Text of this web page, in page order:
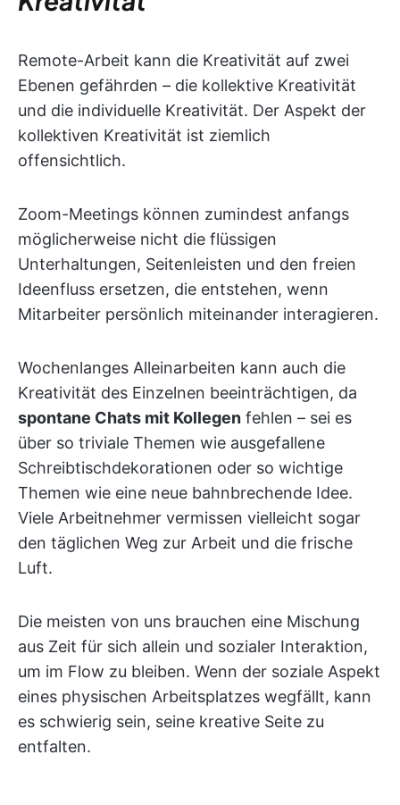
Remote-Arbeit kann die Kreativität auf zwei
Ebenen gefährden – die kollektive Kreativität
und die individuelle Kreativität. Der Aspekt der
kollektiven Kreativität ist ziemlich
offensichtlich.
Zoom-Meetings können zumindest anfangs
möglicherweise nicht die flüssigen
Unterhaltungen, Seitenleisten und den freien
Ideenfluss ersetzen, die entstehen, wenn
Mitarbeiter persönlich miteinander interagieren.
Wochenlanges Alleinarbeiten kann auch die
Kreativität des Einzelnen beeinträchtigen, da
spontane Chats mit Kollegen fehlen – sei es
über so triviale Themen wie ausgefallene
Schreibtischdekorationen oder so wichtige
Themen wie eine neue bahnbrechende Idee.
Viele Arbeitnehmer vermissen vielleicht sogar
den täglichen Weg zur Arbeit und die frische
Luft.
Die meisten von uns brauchen eine Mischung
aus Zeit für sich allein und sozialer Interaktion,
um im Flow zu bleiben. Wenn der soziale Aspekt
eines physischen Arbeitsplatzes wegfällt, kann
es schwierig sein, seine kreative Seite zu
entfalten.